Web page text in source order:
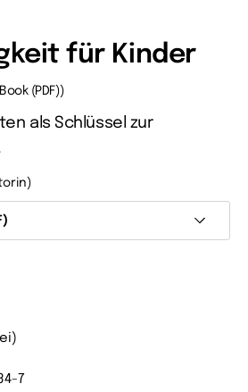
für Kinder
(PDF))
als Schlüssel zur
7